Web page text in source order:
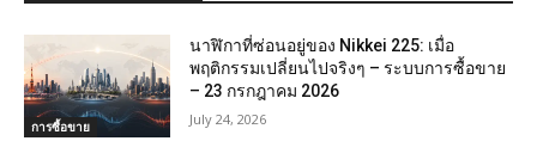
การซื้อขาย
นาฬิกาที่ซ่อนอยู่ของ Nikkei 225: เมื่อ
พฤติกรรมเปลี่ยนไปจริงๆ – ระบบการซื้อขาย
– 23 กรกฎาคม 2026
July 24, 2026